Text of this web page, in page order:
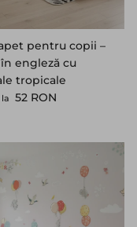
pentru copii –
engleză cu
tropicale
52 RON